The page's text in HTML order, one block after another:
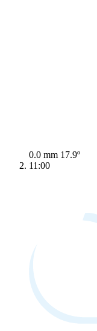
0.0 mm 17.9º
11:00